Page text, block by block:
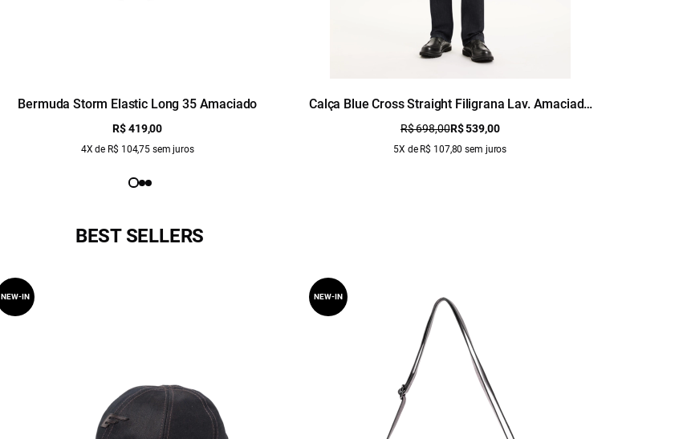
Bermuda Storm Elastic Long 35 Amaciado
R$ 419,00
4X de R$ 104,75 sem juros
Calça Blue Cross Straight Filigrana Lav. Amaciado
C/ Resina
R$ 698,00R$ 539,00
5X de R$ 107,80 sem juros
BEST SELLERS
NEW-IN NEW-IN